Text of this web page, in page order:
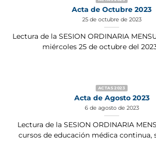
Acta de Octubre 2023
25 de octubre de 2023
Lectura de la SESION ORDINARIA
miércoles 25 de octubre del
ACTAS 2023
Acta de Agosto 2023
6 de agosto de 2023
Lectura de la SESION ORDINARIA
cursos de educación médica continua,